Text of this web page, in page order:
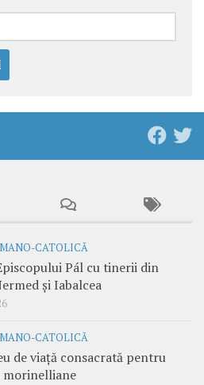
CATOLICĂ
Pál cu tinerii din
și Iabalcea
CATOLICĂ
de viață consacrată pentru
morinelliane